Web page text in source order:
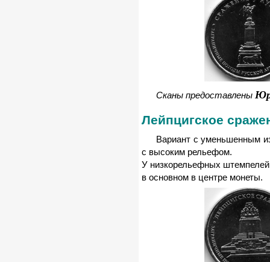
Сканы предоставлены
Лейпцигское
Вариант с уменьшенным
с высоким рельефом.
У низкорельефных
в основном в центре монеты.